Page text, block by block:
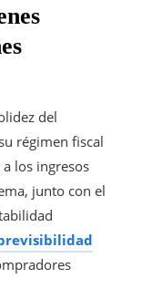
del
régimen fiscal
los ingresos
junto con el